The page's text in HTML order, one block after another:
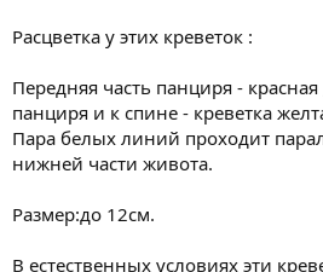
Расцветка у этих креветок :
Передняя часть панциря -
панциря и к спине - креветка
Пара белых линий проходит
нижней части живота.
Размер:до 12см.
В естественных условиях эти